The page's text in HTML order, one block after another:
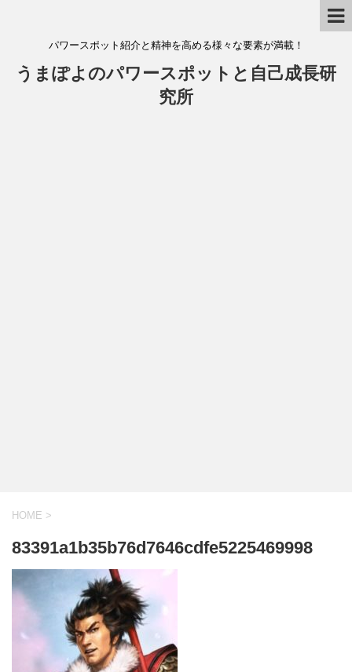
パワースポット紹介と精神を高める様々な要素が満載！
うまぽよのパワースポットと自己成長研
究所
HOME >
83391a1b35b76d7646cdfe5225469998